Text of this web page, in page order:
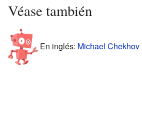
Véase también
En inglés: Michael Chekhov